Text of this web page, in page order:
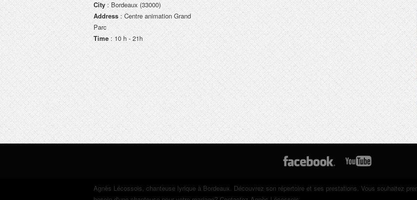
City: Bordeaux (33000)
Address: Centre animation Grand
Parc
Time: 10 h - 21h
Agnès Lécossois, chanteuse lyrique à Bordeaux. Découvrez son répertoire et ses prestations. Vous souhaitez